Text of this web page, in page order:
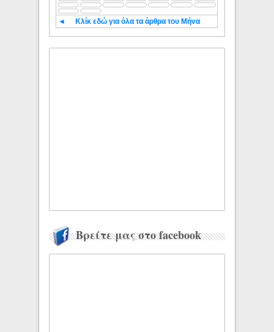
◄ Κλίκ εδώ για όλα τα άρθρα του Μήνα
Βρείτε μας στο facebook